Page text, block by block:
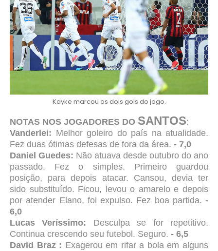
Kayke marcou os dois gols do jogo.
NOTAS NOS JOGADORES DO SANTOS:
Vanderlei: Melhor goleiro do país na atualidade.
Fez duas ótimas defesas de fora da área. - 7,0
Daniel Guedes: Não atuava desde outubro do ano
passado. Fez o simples. Primeiro guardou
posição, para depois atacar. Cansou, devia ter
sido substituído. Ficou, levou o amarelo e depois
por atender Elano, foi expulso. Fez boa partida. -
6,0
Lucas Veríssimo: Desculpa se for repetitivo.
Continua crescendo seu futebol. Seguro. - 6,5
David Braz : Exagerou em rifar a bola em alguns